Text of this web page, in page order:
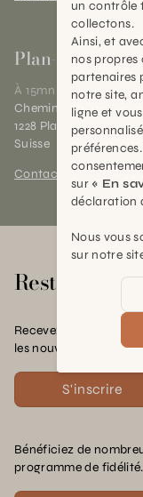
Plan-les-Ouates
À 15mn du centre de
Chemin des
1228 Plan-les-Ouates
Suisse
Contact et horaires
Rester en
Recevez nos offres
les nouvelles Schilliger
S'inscrire
Bénéficiez de
programme de fidélité.
un contrôle
collectons.
Ainsi, et
nos propres
partenaires
notre site,
ligne et
sur « En
déclaration
Nous vous
sur notre